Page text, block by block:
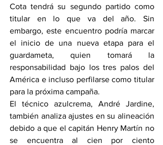
Cota tendrá su segundo partido como
titular en lo que va del año. Sin
embargo, este encuentro podría marcar
el inicio de una nueva etapa para el
guardameta, quien tomará la
responsabilidad bajo los tres palos del
América e incluso perfilarse como titular
para la próxima campaña.
El técnico azulcrema, André Jardine,
también analiza ajustes en su alineación
debido a que el capitán Henry Martín no
se encuentra al cien por ciento